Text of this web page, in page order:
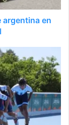
argentina en